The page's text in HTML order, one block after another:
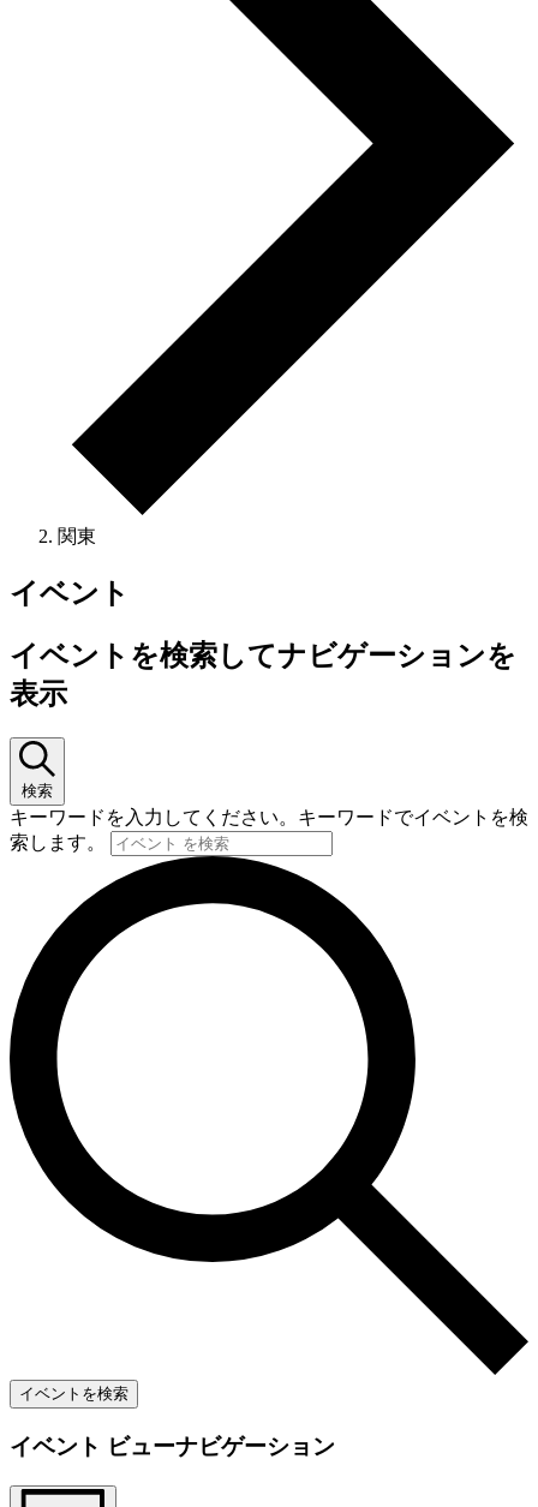
関東
イベント
イベントを検索してナビゲーションを
表示
検索
キーワードを入力してください。キーワードでイベントを検
索します。
イベントを検索
イベント ビューナビゲーション